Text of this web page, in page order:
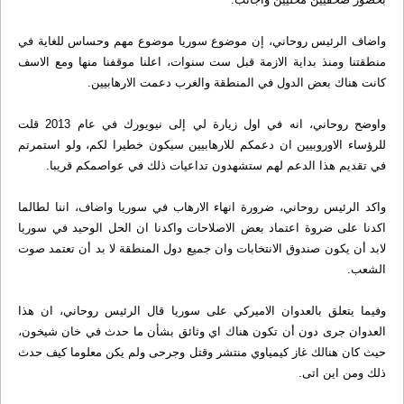
واضاف الرئيس روحاني، إن موضوع سوريا موضوع مهم وحساس للغاية في
منطقتنا ومنذ بداية الازمة قبل ست سنوات، اعلنا موقفنا منها ومع الاسف
كانت هناك بعض الدول في المنطقة والغرب دعمت الارهابيين.
واوضح روحاني، انه في اول زيارة لي إلى نيويورك في عام 2013 قلت
للرؤساء الاوروبيين ان دعمكم للارهابيين سيكون خطيرا لكم، ولو استمرتم
في تقديم هذا الدعم لهم ستشهدون تداعيات ذلك في عواصمكم قريبا.
واكد الرئيس روحاني، ضرورة انهاء الارهاب في سوريا واضاف، اننا لطالما
اكدنا على ضروة اعتماد بعض الاصلاحات واكدنا ان الحل الوحيد في سوريا
لابد أن يكون صندوق الانتخابات وان جميع دول المنطقة لا بد أن تعتمد صوت
الشعب.
وفيما يتعلق بالعدوان الاميركي على سوريا قال الرئيس روحاني، ان هذا
العدوان جرى دون أن تكون هناك اي وثائق بشأن ما حدث في خان شيخون،
حيث كان هنالك غاز كيمياوي منتشر وقتل وجرحى ولم يكن معلوما كيف حدث
ذلك ومن اين اتى.